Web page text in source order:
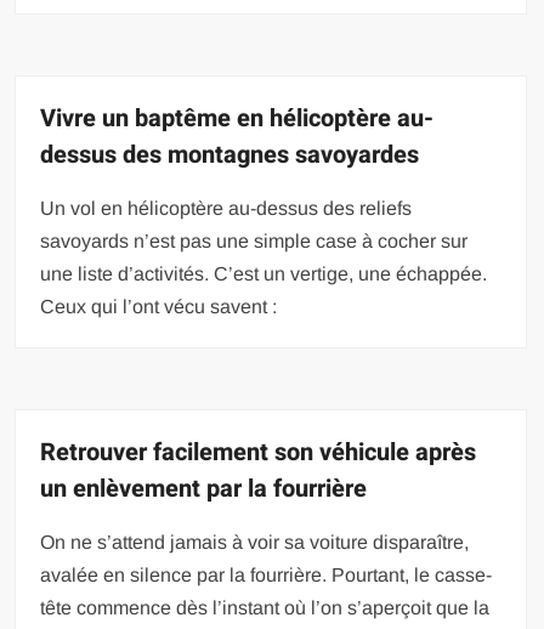
Vivre un baptême en hélicoptère au-
dessus des montagnes savoyardes
Un vol en hélicoptère au-dessus des reliefs
savoyards n’est pas une simple case à cocher sur
une liste d’activités. C’est un vertige, une échappée.
Ceux qui l’ont vécu savent :
Retrouver facilement son véhicule après
un enlèvement par la fourrière
On ne s’attend jamais à voir sa voiture disparaître,
avalée en silence par la fourrière. Pourtant, le casse-
tête commence dès l’instant où l’on s’aperçoit que la